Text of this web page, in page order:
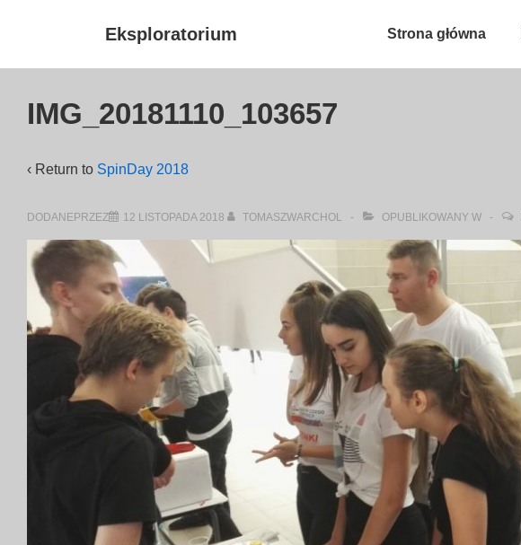
Content
Eksploratorium Strona główna
IMG_20181110_103657
‹ Return to SpinDay 2018
DODANEPRZEZ 12 LISTOPADA 2018 TOMASZWARCHOL OPUBLIKOWANY W